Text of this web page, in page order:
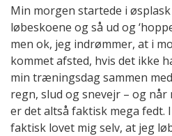
Min morgen startede i
løbeskoene og så ud og
men ok, jeg indrømmer, at i
kommet afsted, hvis det ikke
min træningsdag sammen
regn, slud og snevejr – og
er det altså faktisk mega fedt.
faktisk lovet mig selv, at jeg